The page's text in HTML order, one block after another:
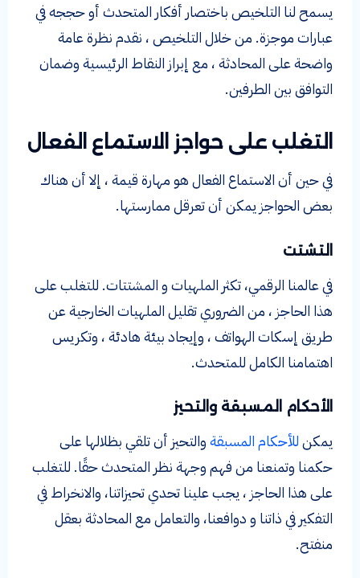
يسمح لنا التلخيص باختصار أفكار المتحدث أو حججه في
عبارات موجزة. من خلال التلخيص ، نقدم نظرة عامة
واضحة على المحادثة ، مع إبراز النقاط الرئيسية وضمان
التوافق بين الطرفين.
التغلب على حواجز الاستماع الفعال
في حين أن الاستماع الفعال هو مهارة قيمة ، إلا أن هناك
بعض الحواجز يمكن أن تعرقل ممارستها.
التشتت
في عالمنا الرقمي، تكثر الملهيات و المشتتات. للتغلب على
هذا الحاجز ، من الضروري تقليل الملهيات الخارجية عن
طريق إسكات الهواتف ، وإيجاد بيئة هادئة ، وتكريس
اهتمامنا الكامل للمتحدث.
الأحكام المسبقة والتحيز
يمكنللأحكام المسبقةوالتحيز أن تلقي بظلالها على
حكمنا وتمنعنا من فهم وجهة نظر المتحدث حقًا. للتغلب
على هذا الحاجز ، يجب علينا تحدي تحيزاتنا، والانخراط في
التفكير في ذاتنا و دوافعنا، والتعامل مع المحادثة بعقل
منفتح.